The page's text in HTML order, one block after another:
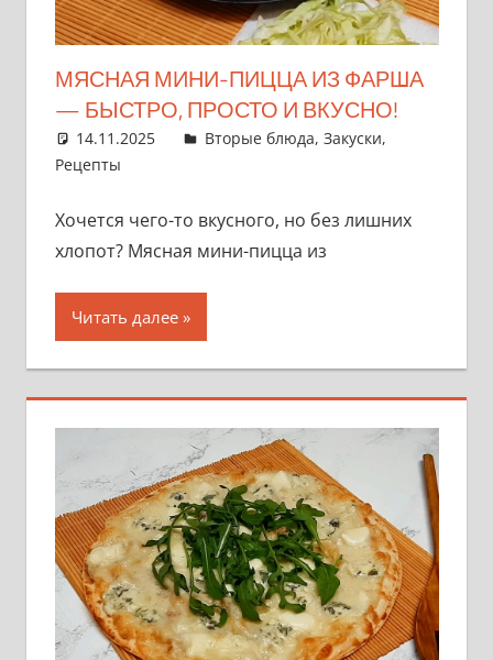
МЯСНАЯ МИНИ-ПИЦЦА ИЗ ФАРША
— БЫСТРО, ПРОСТО И ВКУСНО!
14.11.2025 admin
Вторые блюда, Закуски,
Рецепты
Хочется чего-то вкусного, но без лишних
хлопот? Мясная мини-пицца из
Читать далее